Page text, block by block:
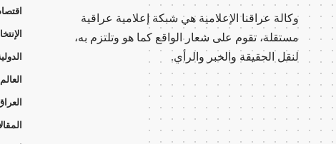
وكالة عراقنا الإعلامية هي شبكة إعلامية عراقية
مستقلة، تقوم على شعار الواقع كما هو وتلتزم به،
لنقل الحقيقة والخبر والرأي.